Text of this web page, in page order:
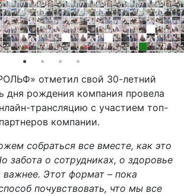
отметил свой 30-летний
дня рождения компания провела
трансляцию с участием топ-
компании.
собраться все вместе, как это
забота о сотрудниках, о здоровье
важнее. Этот формат – пока
почувствовать, что мы все